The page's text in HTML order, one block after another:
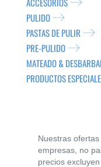
PULIDO
PASTAS DE PULIR
PRE-PULIDO
MATEADO &
PRODUCTOS
Nuestras
empresas, no
precios